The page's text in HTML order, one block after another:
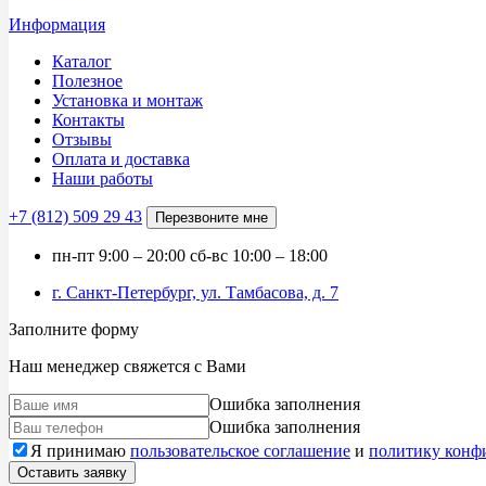
Информация
Каталог
Полезное
Установка и монтаж
Контакты
Отзывы
Оплата и доставка
Наши работы
+7 (812) 509 29 43 Перезвоните мне
пн-пт 9:00 – 20:00 сб-вс 10:00 – 18:00
г. Санкт-Петербург, ул. Тамбасова, д. 7
Заполните форму
Наш менеджер свяжется с Вами
Ошибка заполнения
Ошибка заполнения
Я принимаю пользовательское соглашение и политику
Оставить заявку